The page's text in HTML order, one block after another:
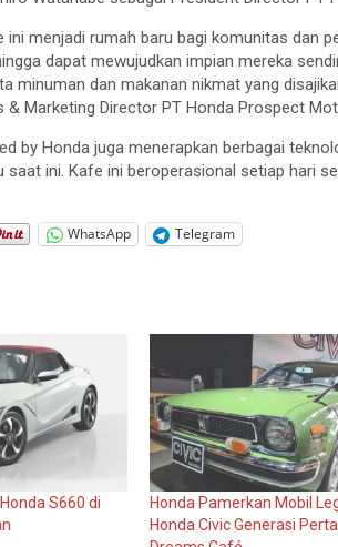
ini menjadi rumah baru bagi komunitas
dapat mewujudkan impian mereka
minuman dan makanan nikmat yang
& Marketing Director PT Honda Prospect
by Honda juga menerapkan berbagai
saat ini. Kafe ini beroperasional setiap hari
WhatsApp Telegram
S660 di
Honda Pamerkan Mobil
Honda Civic Generasi